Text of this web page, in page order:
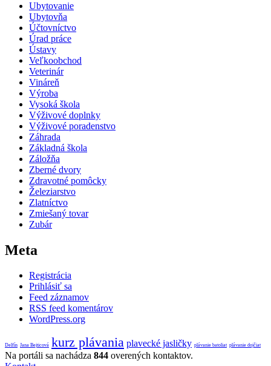
Ubytovanie
Ubytovňa
Účtovníctvo
Úrad práce
Ústavy
Veľkoobchod
Veterinár
Vináreň
Výroba
Vysoká škola
Výživové doplnky
Výživové poradenstvo
Záhrada
Základná škola
Záložňa
Zberné dvory
Zdravotné pomôcky
Železiarstvo
Zlatníctvo
Zmiešaný tovar
Zubár
Meta
Registrácia
Prihlásiť sa
Feed záznamov
RSS feed komentárov
WordPress.org
Delfín Jana Bejticová kurz plávania plavecké jasličky plávanie batoliat plávanie dojčiat
Na portáli sa nachádza 844 overených kontaktov.